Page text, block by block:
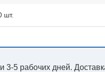
шт.
3-5 рабочих дней.